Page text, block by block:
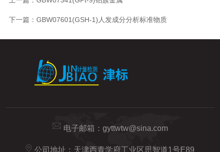
下一篇： GBW07601(GSH-1)人发成分分析标准物质
电子邮箱： gyttwtw@sina.com
公司地址：天津西青学府工业区思智道1号E89